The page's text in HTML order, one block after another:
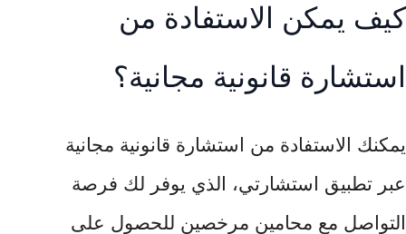
كيف يمكن الاستفادة من
استشارة قانونية مجانية؟
يمكنك الاستفادة من استشارة قانونية مجانية
عبر تطبيق استشارتي، الذي يوفر لك فرصة
التواصل مع محامين مرخصين للحصول على